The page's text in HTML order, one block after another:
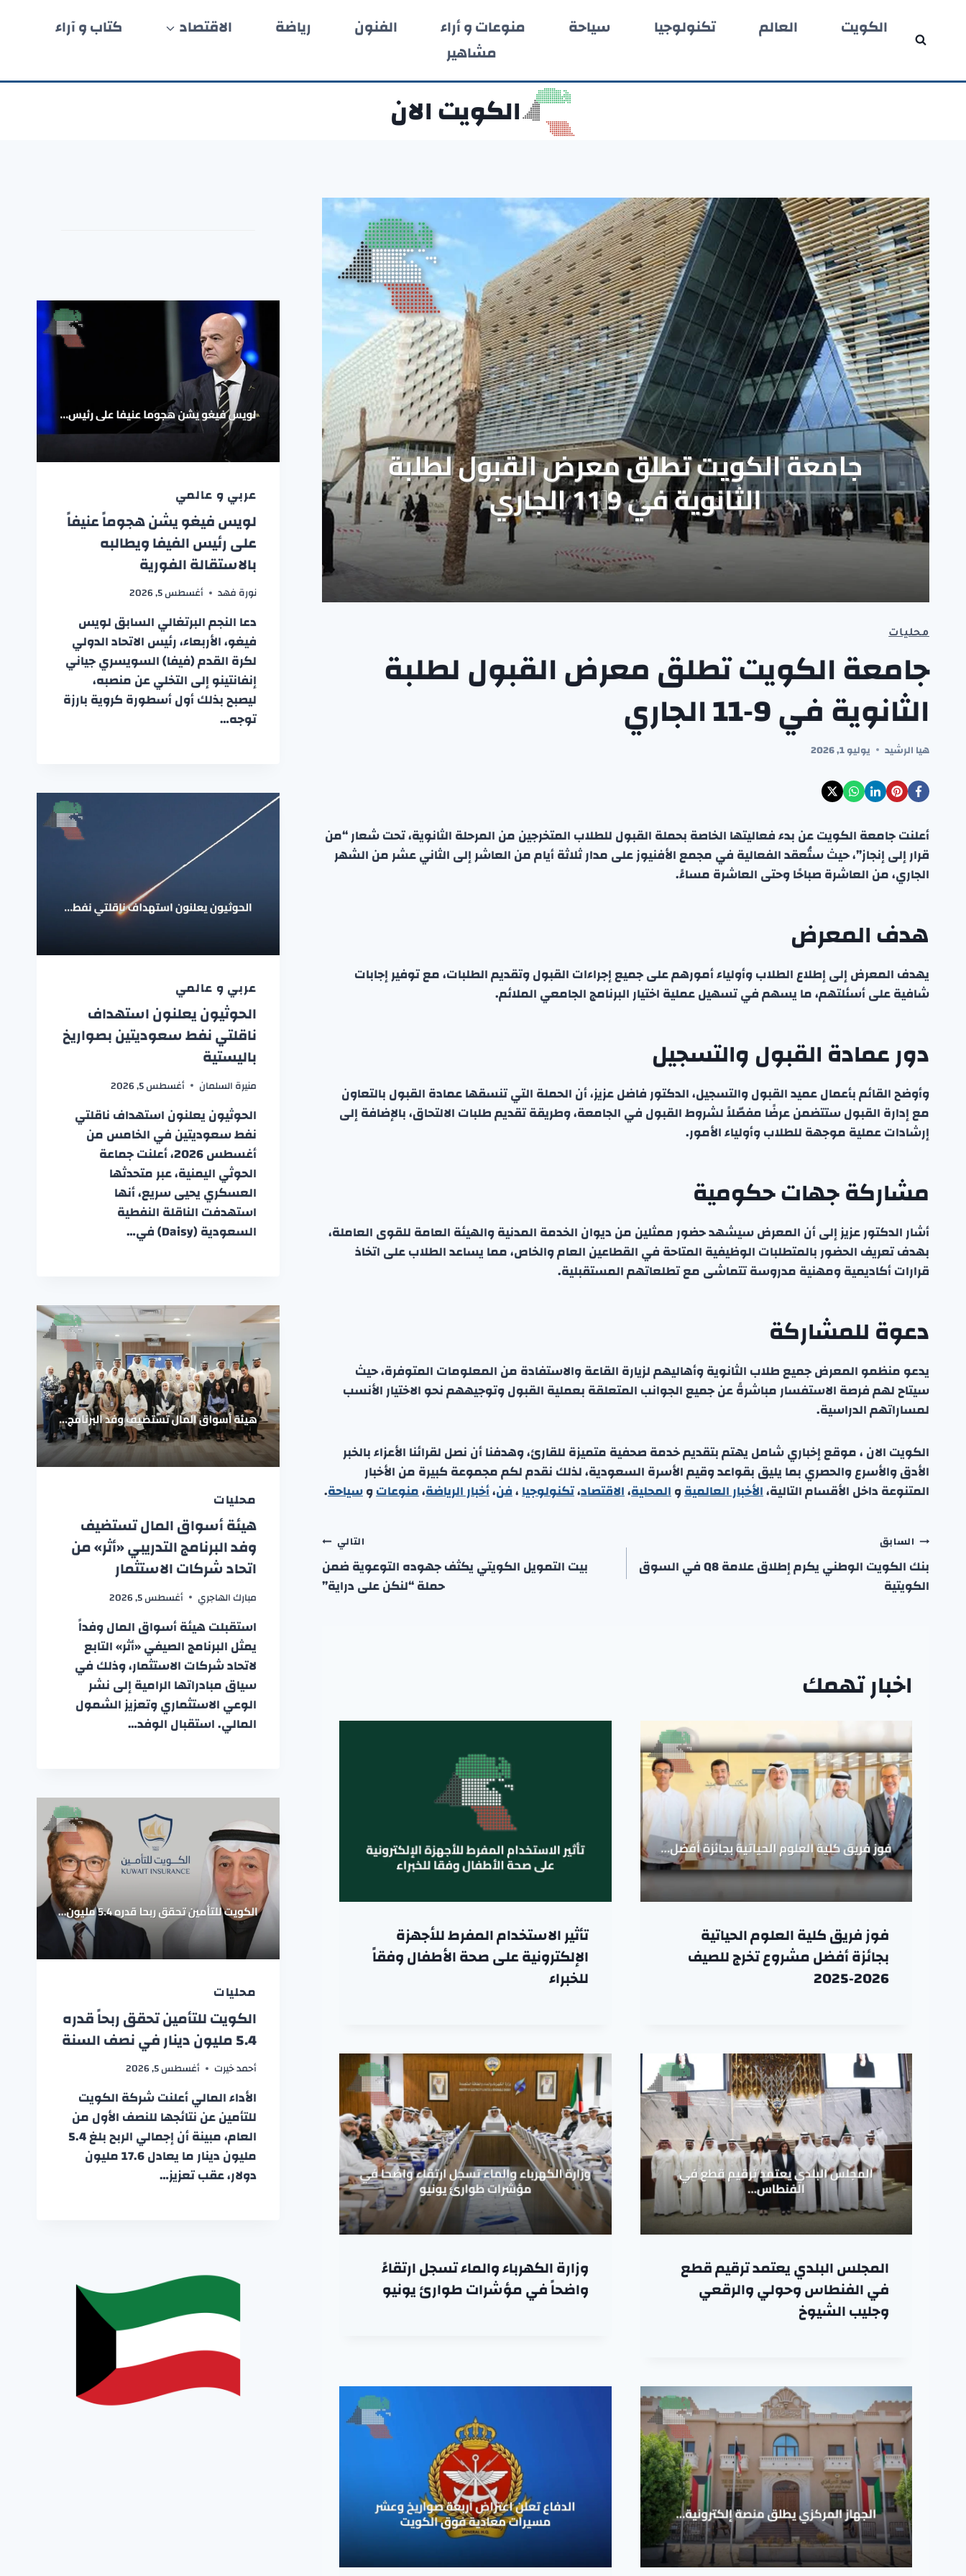
المحتوى
الكويت العالم تكنولوجيا سياحة منوعات و أراء الفنون رياضة الاقتصاد
كتاب و آراء
مشاهير
الكويت الان
محليات
جامعة الكويت تطلق معرض القبول لطلبة
الثانوية في 9‑11 الجاري
هيا الرشيد يوليو 1, 2026
أعلنت جامعة الكويت عن بدء فعاليتها الخاصة بحملة القبول للطلاب المتخرجين من المرحلة الثانوية، تحت شعار “من
قرار إلى إنجاز”، حيث ستُعقد الفعالية في مجمع الأفنيوز على مدار ثلاثة أيام من العاشر إلى الثاني عشر من الشهر
الجاري، من العاشرة صباحًا وحتى العاشرة مساءً.
هدف المعرض
يهدف المعرض إلى إطلاع الطلاب وأولياء أمورهم على جميع إجراءات القبول وتقديم الطلبات، مع توفير إجابات
شافية على أسئلتهم، ما يسهم في تسهيل عملية اختيار البرنامج الجامعي الملائم.
دور عمادة القبول والتسجيل
وأوضح القائم بأعمال عميد القبول والتسجيل، الدكتور فاضل عزيز، أن الحملة التي تنسقها عمادة القبول بالتعاون
مع إدارة القبول ستتضمن عرضًا مفصّلاً لشروط القبول في الجامعة، وطريقة تقديم طلبات الالتحاق، بالإضافة إلى
إرشادات عملية موجهة للطلاب وأولياء الأمور.
مشاركة جهات حكومية
أشار الدكتور عزيز إلى أن المعرض سيشهد حضور ممثلين من ديوان الخدمة المدنية والهيئة العامة للقوى العاملة،
بهدف تعريف الحضور بالمتطلبات الوظيفية المتاحة في القطاعين العام والخاص، مما يساعد الطلاب على اتخاذ
قرارات أكاديمية ومهنية مدروسة تتماشى مع تطلعاتهم المستقبلية.
دعوة للمشاركة
يدعو منظمو المعرض جميع طلاب الثانوية وأهاليهم لزيارة القاعة والاستفادة من المعلومات المتوفرة، حيث
سيتاح لهم فرصة الاستفسار مباشرةً عن جميع الجوانب المتعلقة بعملية القبول وتوجيههم نحو الاختيار الأنسب
لمساراتهم الدراسية.
الكويت الان ، موقع إخباري شامل يهتم بتقديم خدمة صحفية متميزة للقارئ، وهدفنا أن نصل لقرائنا الأعزاء بالخبر
الأدق والأسرع والحصري بما يليق بقواعد وقيم الأسرة السعودية، لذلك نقدم لكم مجموعة كبيرة من الأخبار
المتنوعة داخل الأقسام التالية،الأخبار العالميةوالمحلية،الاقتصاد،تكنولوجيا،فن،أخبار الرياضة،منوعاتوسياحة.
تصفّح
المقالات
السابق
بنك الكويت الوطني يكرم إطلاق علامة Q8 في السوق
الكويتية
التالي
بيت التمويل الكويتي يكثف جهوده التوعوية ضمن
حملة “لنكن على دراية”
اخبار تهمك
فوز فريق كلية العلوم الحياتية
بجائزة أفضل مشروع تخرج للصيف
2026‑2025
تأثير الاستخدام المفرط للأجهزة
الإلكترونية على صحة الأطفال وفقاً
للخبراء
المجلس البلدي يعتمد ترقيم قطع
في الفنطاس وحولي والرقعي
وجليب الشيوخ
وزارة الكهرباء والماء تسجل ارتقاءً
واضحاً في مؤشرات طوارئ يونيو
عربي و عالمي
لويس فيغو يشن هجوماً عنيفاً
على رئيس الفيفا ويطالبه
بالاستقالة الفورية
نورة فهد أغسطس 5, 2026
دعا النجم البرتغالي السابق لويس
فيغو، الأربعاء، رئيس الاتحاد الدولي
لكرة القدم (فيفا) السويسري جياني
إنفانتينو إلى التخلي عن منصبه،
ليصبح بذلك أول أسطورة كروية بارزة
توجه…
عربي و عالمي
الحوثيون يعلنون استهداف
ناقلتي نفط سعوديتين بصواريخ
باليستية
منيرة السلمان أغسطس 5, 2026
الحوثيون يعلنون استهداف ناقلتي
نفط سعوديتين في الخامس من
أغسطس 2026، أعلنت جماعة
الحوثي اليمنية، عبر متحدثها
العسكري يحيى سريع، أنها
استهدفت الناقلة النفطية
السعودية (Daisy) في…
محليات
هيئة أسواق المال تستضيف
وفد البرنامج التدريبي «أثر» من
اتحاد شركات الاستثمار
مبارك الهاجري أغسطس 5, 2026
استقبلت هيئة أسواق المال وفداً
يمثل البرنامج الصيفي «أثر» التابع
لاتحاد شركات الاستثمار، وذلك في
سياق مبادراتها الرامية إلى نشر
الوعي الاستثماري وتعزيز الشمول
المالي. استقبال الوفد…
محليات
الكويت للتأمين تحقق ربحاً قدره
5.4 مليون دينار في نصف السنة
أحمد خيرت أغسطس 5, 2026
الأداء المالي أعلنت شركة الكويت
للتأمين عن نتائجها للنصف الأول من
العام، مبينة أن إجمالي الربح بلغ 5.4
مليون دينار ما يعادل 17.6 مليون
دولار، عقب تعزيز…